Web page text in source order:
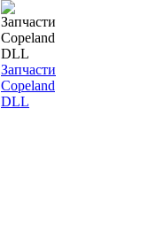
Запчасти
Copeland
DLL